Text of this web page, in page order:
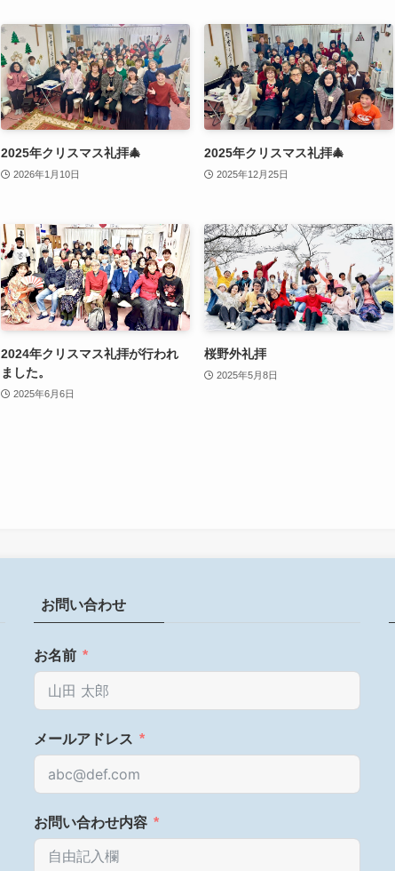
2025年クリスマス礼拝🎄
2026年1月10日
2025年クリスマス礼拝🎄
2025年12月25日
2024年クリスマス礼拝が行われ
ました。
2025年6月6日
桜野外礼拝
2025年5月8日
お問い合わせ
お名前
メールアドレス
お問い合わせ内容